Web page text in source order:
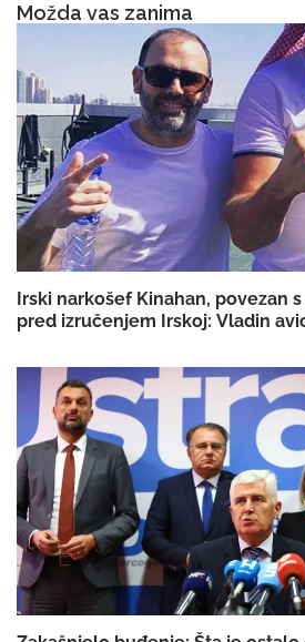
Možda vas zanima
Irski narkošef Kinahan, povezan
pred izručenjem Irskoj: Vladin